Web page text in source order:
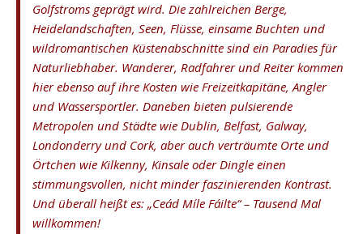
Golfstroms geprägt wird. Die zahlreichen Berge,
Heidelandschaften, Seen, Flüsse, einsame Buchten und
wildromantischen Küstenabschnitte sind ein Paradies für
Naturliebhaber. Wanderer, Radfahrer und Reiter kommen
hier ebenso auf ihre Kosten wie Freizeitkapitäne, Angler
und Wassersportler. Daneben bieten pulsierende
Metropolen und Städte wie Dublin, Belfast, Galway,
Londonderry und Cork, aber auch verträumte Orte und
Örtchen wie Kilkenny, Kinsale oder Dingle einen
stimmungsvollen, nicht minder faszinierenden Kontrast.
Und überall heißt es: „Ceád Míle Fáilte“ – Tausend Mal
willkommen!